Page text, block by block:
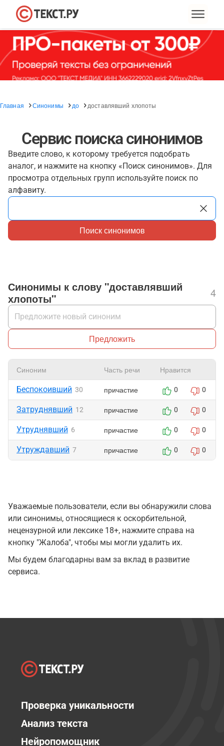
Главная Синонимы до доставлявший хлопоты
Сервис поиска синонимов
Введите слово, к которому требуется подобрать
аналог, и нажмите на кнопку «Поиск синонимов». Для
просмотра отдельных групп используйте поиск по
алфавиту.
Поиск синонимов
Синонимы к слову "доставлявший
хлопоты"
4
Предложить
Синоним Часть речи Нравится
Беспокоивший 30 причастие 0 0
Затруднявший 12 причастие 0 0
Утруднявший 6 причастие 0 0
Утруждавший 7 причастие 0 0
Уважаемые пользователи, если вы обнаружили слова
или синонимы, относящиеся к оскорбительной,
нецензурной или лексике 18+, нажмите справа на
кнопку "Жалоба", чтобы мы могли удалить их.
Мы будем благодарны вам за вклад в развитие
сервиса.
Проверка уникальности
Анализ текста
Нейропомощник